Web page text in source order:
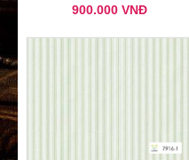
900.000 VNĐ